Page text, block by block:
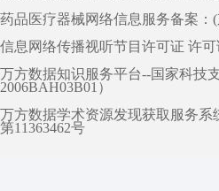
药品医疗器械网络信息服务备案：
信息网络传播视听节目许可证 许可
万方数据知识服务平台--国家科技
2006BAH03B01）
万方数据学术资源发现获取服务
第11363462号